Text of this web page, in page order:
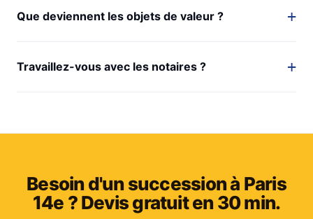
Que deviennent les objets de valeur ?
Travaillez-vous avec les notaires ?
Besoin d'un succession à Paris
14e ? Devis gratuit en 30 min.